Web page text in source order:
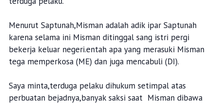
Menurut Saptunah,Misman adalah adik ipar Saptunah
karena selama ini Misman ditinggal sang istri pergi
bekerja keluar negeri.entah apa yang merasuki Misman
tega memperkosa (ME) dan juga mencabuli (DI).
Saya minta,terduga pelaku dihukum setimpal atas
perbuatan bejadnya,banyak saksi saat Misman dibawa